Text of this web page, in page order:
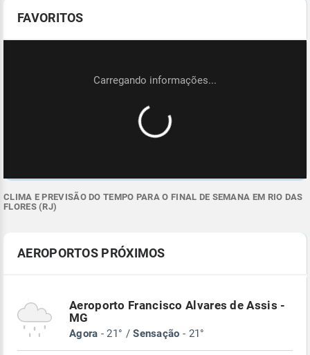
FAVORITOS
CLIMA E PREVISÃO DO TEMPO PARA O FINAL DE SEMANA EM RIO DAS
FLORES (RJ)
AEROPORTOS PRÓXIMOS
Aeroporto Francisco Alvares de Assis -
MG
Agora - 21° /Sensação - 21°